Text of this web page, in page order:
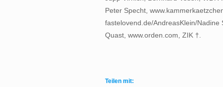
Peter Specht,
fastelovend.de/AndreasKlein/
Quast, www.orden.com, ZIK †.
Teilen mit: